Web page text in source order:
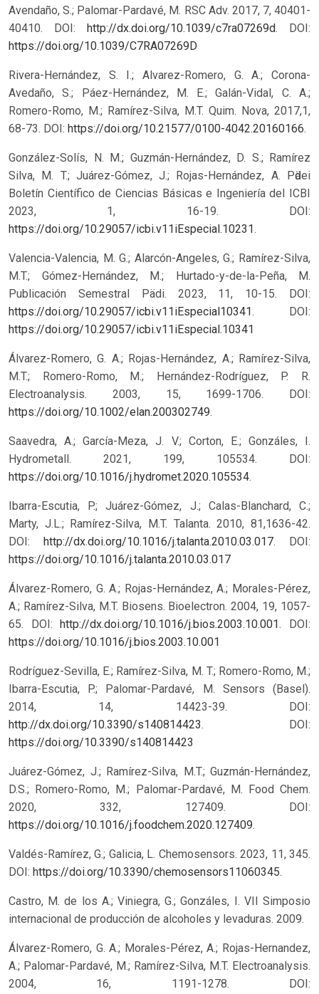
Avendaño, S.; Palomar-Pardavé, M. RSC Adv. 2017, 7, 40401-
40410. DOI:
http://dx.doi.org/10.1039/c7ra07269d.
DOI:
https://doi.org/10.1039/C7RA07269D
Rivera-Hernández, S. I.; Alvarez-Romero, G. A.; Corona-
Avedaño, S.; Páez-Hernández, M. E.; Galán-Vidal, C. A.;
Romero-Romo, M.; Ramírez-Silva, M.T. Quim. Nova, 2017,1,
68-73. DOI: https://doi.org/10.21577/0100-4042.20160166.
González-Solís, N. M.; Guzmán-Hernández, D. S.; Ramírez
Silva, M. T.; Juárez-Gómez, J.; Rojas-Hernández, A. Pӓdei
Boletín Científico de Ciencias Básicas e Ingeniería del ICBI
2023, 1, 16-19. DOI:
https://doi.org/10.29057/icbi.v11iEspecial.10231.
Valencia-Valencia, M. G.; Alarcón-Angeles, G.; Ramírez-Silva,
M.T.; Gómez-Hernández, M.; Hurtado-y-de-la-Peña, M.
Publicación Semestral Pädi. 2023, 11, 10-15. DOI:
https://doi.org/10.29057/icbi.v11iEspecial10341.
DOI:
https://doi.org/10.29057/icbi.v11iEspecial.10341
Álvarez-Romero, G. A.; Rojas-Hernández, A.; Ramírez-Silva,
M.T.; Romero-Romo, M.; Hernández-Rodríguez, P. R.
Electroanalysis. 2003, 15, 1699-1706. DOI:
https://doi.org/10.1002/elan.200302749.
Saavedra, A.; García-Meza, J. V.; Corton, E.; Gonzáles, I.
Hydrometall. 2021, 199, 105534. DOI:
https://doi.org/10.1016/j.hydromet.2020.105534.
Ibarra-Escutia, P.; Juárez-Gómez, J.; Calas-Blanchard, C.;
Marty, J.L.; Ramírez-Silva, M.T. Talanta. 2010, 81,1636-42.
DOI:
http://dx.doi.org/10.1016/j.talanta.2010.03.017.
DOI:
https://doi.org/10.1016/j.talanta.2010.03.017
Álvarez-Romero, G. A.; Rojas-Hernández, A.; Morales-Pérez,
A.; Ramírez-Silva, M.T. Biosens. Bioelectron. 2004, 19, 1057-
65. DOI: http://dx.doi.org/10.1016/j.bios.2003.10.001.
DOI:
https://doi.org/10.1016/j.bios.2003.10.001
Rodríguez-Sevilla, E.; Ramírez-Silva, M. T.; Romero-Romo, M.;
Ibarra-Escutia, P.; Palomar-Pardavé, M. Sensors (Basel).
2014, 14, 14423-39. DOI:
http://dx.doi.org/10.3390/s140814423.
DOI:
https://doi.org/10.3390/s140814423
Juárez-Gómez, J.; Ramírez-Silva, M.T.; Guzmán-Hernández,
D.S.; Romero-Romo, M.; Palomar-Pardavé, M. Food Chem.
2020, 332, 127409. DOI:
https://doi.org/10.1016/j.foodchem.2020.127409.
Valdés-Ramírez, G.; Galicia, L. Chemosensors. 2023, 11, 345.
DOI: https://doi.org/10.3390/chemosensors11060345.
Castro, M. de los A.; Viniegra, G.; Gonzáles, I. VII Simposio
internacional de producción de alcoholes y levaduras. 2009.
Álvarez-Romero, G. A.; Morales-Pérez, A.; Rojas-Hernandez,
A.; Palomar-Pardavé, M.; Ramírez-Silva, M.T. Electroanalysis.
2004, 16, 1191-1278. DOI: